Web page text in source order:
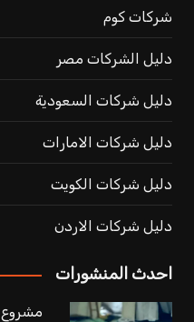
شركات كوم
دليل الشركات مصر
دليل شركات السعودية
دليل شركات الامارات
دليل شركات الكويت
دليل شركات الاردن
احدث المنشورات
مشروع